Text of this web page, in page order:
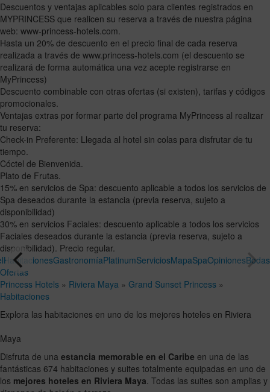
Descuentos y ventajas aplicables solo para clientes registrados en
MYPRINCESS que realicen su reserva a través de nuestra página
web: www-princess-hotels.com.
Hasta un 20% de descuento en el precio final de cada reserva
realizada a través de www.princess-hotels.com (el descuento se
realizará de forma automática una vez acepte registrarse en
MyPrincess)
Descuento combinable con otras ofertas (si existen), tarifas y códigos
promocionales.
Ventajas extras por formar parte del programa MyPrincess al realizar
tu reserva:
Check-in Preferente: Llegada al hotel sin colas para disfrutar de tu
tiempo.
Cóctel de Bienvenida.
Plato de Frutas.
15% en servicios de Spa: descuento aplicable a todos los servicios de
Spa deseados durante la estancia (previa reserva, sujeto a
disponibilidad)
30% en servicios Faciales: descuento aplicable a todos los servicios
Faciales deseados durante la estancia (previa reserva, sujeto a
disponibilidad). Precio regular.
HabitacionesGastronomíaPlatinumServiciosMapaSpaOpinionesBodas
Ofertas
Princess Hotels » Riviera Maya » Grand Sunset Princess »
Habitaciones
Explora las habitaciones en uno de los mejores hoteles en Riviera
Maya
Disfruta de una estancia memorable en el Caribe en una de las
fantásticas 674 habitaciones y suites totalmente equipadas en uno de
los mejores hoteles en Riviera Maya. Todas las suites son amplias y